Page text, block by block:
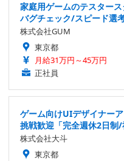
家庭用ゲームのテスター
バグチェック/スピード選
株式会社GUM
東京都
月給31万円～45万円
正社員
ゲーム向けUIデザイナー
挑戦歓迎「完全週休2日制
株式会社大斗
東京都